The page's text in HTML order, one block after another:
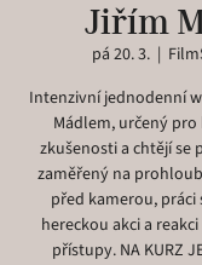
Jiřím
pá 20. 3.
  |
Intenzivní jednodenní
Mádlem, určený
zkušenosti a chtějí se
zaměřený na
před kamerou,
hereckou akci a
přístupy. NA KURZ